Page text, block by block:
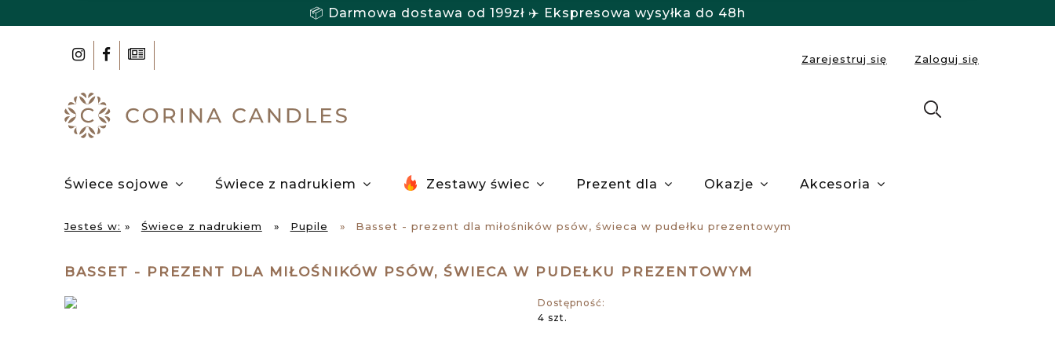
📦 Darmowa dostawa od 199zł ✈️ Ekspresowa wysyłka do 48h
Zarejestruj się Zaloguj się
Świece sojowe Świece z nadrukiem Zestawy świec Prezent dla Okazje Akcesoria
Użytkowanie Współpraca
Jesteś w: » Świece z nadrukiem » Pupile » Basset - prezent dla miłośników psów, świeca w pudełku prezentowym
BASSET - PREZENT DLA MIŁOŚNIKÓW PSÓW, ŚWIECA W PUDEŁKU PREZENTOWYM
Dostępność:
4 szt.